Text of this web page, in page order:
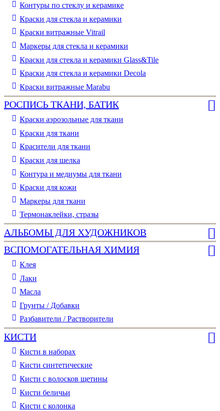
Контуры по стеклу и керамике
Краски для стекла и керамики
Краски витражные Vitrail
Маркеры для стекла и керамики
Краски для стекла и керамики Glass&Tile
Краски для стекла и керамики Decola
Краски витражные Marabu
РОСПИСЬ ТКАНИ, БАТИК
Краски аэрозольные для ткани
Краски для ткани
Красители для ткани
Краски для шелка
Контура и медиумы для ткани
Краски для кожи
Маркеры для ткани
Термонаклейки, стразы
АЛЬБОМЫ ДЛЯ ХУДОЖНИКОВ
ВСПОМОГАТЕЛЬНАЯ ХИМИЯ
Клея
Лаки
Масла
Грунты / Добавки
Разбавители / Растворители
КИСТИ
Кисти в наборах
Кисти синтетические
Кисти с волосков щетины
Кисти беличьи
Кисти с колонка